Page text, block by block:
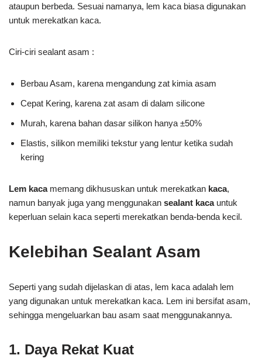
ataupun berbeda. Sesuai namanya, lem kaca biasa digunakan
untuk merekatkan kaca.
Ciri-ciri sealant asam :
Berbau Asam, karena mengandung zat kimia asam
Cepat Kering, karena zat asam di dalam silicone
Murah, karena bahan dasar silikon hanya ±50%
Elastis, silikon memiliki tekstur yang lentur ketika sudah
kering
Lem kacamemang dikhususkan untuk merekatkan kaca,
namun banyak juga yang menggunakan sealant kacauntuk
keperluan selain kaca seperti merekatkan benda-benda kecil.
Kelebihan Sealant Asam
Seperti yang sudah dijelaskan di atas, lem kaca adalah lem
yang digunakan untuk merekatkan kaca. Lem ini bersifat asam,
sehingga mengeluarkan bau asam saat menggunakannya.
1. Daya Rekat Kuat